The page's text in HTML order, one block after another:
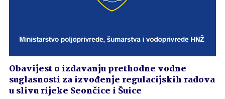
Obavijest o izdavanju prethodne vodne
suglasnosti za izvođenje regulacijskih radova
u slivu rijeke Seončice i Šuice